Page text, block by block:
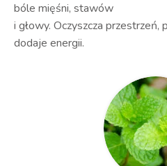
bóle mięśni, stawów
i głowy. Oczyszcza przestrzeń,
dodaje energii.